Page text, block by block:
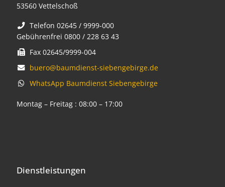
53560 Vettelschoß
Telefon 02645 / 9999-000
Gebührenfrei 0800 / 228 63 43
Fax 02645/9999-004
buero@baumdienst-siebengebirge.de
WhatsApp Baumdienst Siebengebirge
Montag – Freitag : 08:00 – 17:00
Dienstleistungen